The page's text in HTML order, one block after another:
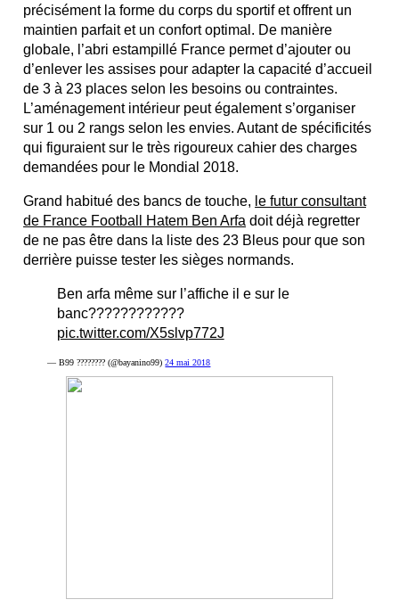
précisément la forme du corps du sportif et offrent un
maintien parfait et un confort optimal. De manière
globale, l’abri estampillé France permet d’ajouter ou
d’enlever les assises pour adapter la capacité d’accueil
de 3 à 23 places selon les besoins ou contraintes.
L’aménagement intérieur peut également s’organiser
sur 1 ou 2 rangs selon les envies. Autant de spécificités
qui figuraient sur le très rigoureux cahier des charges
demandées pour le Mondial 2018.
Grand habitué des bancs de touche, le futur consultant
de France Football Hatem Ben Arfa doit déjà regretter
de ne pas être dans la liste des 23 Bleus pour que son
derrière puisse tester les sièges normands.
Ben arfa même sur l’affiche il e sur le
banc????????????
pic.twitter.com/X5slvp772J
— B99 ???????? (@bayanino99)24 mai 2018